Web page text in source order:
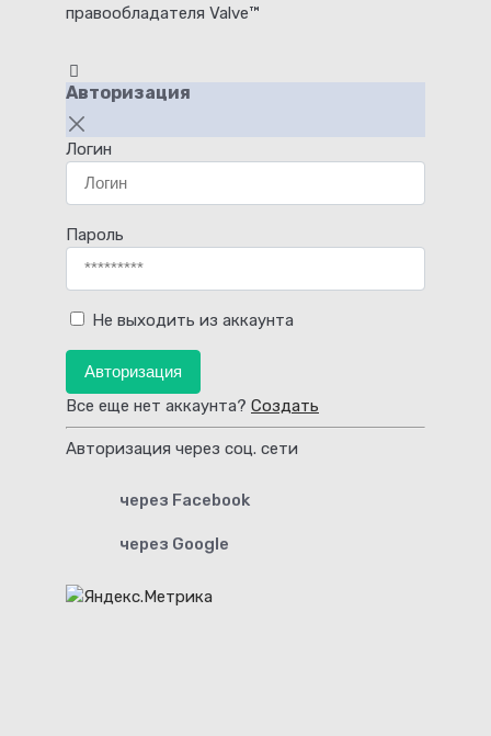
правообладателя Valve™
Авторизация
Логин
Пароль
Не выходить из аккаунта
Авторизация
Все еще нет аккаунта? Создать
Авторизация через соц. сети
через Facebook
через Google